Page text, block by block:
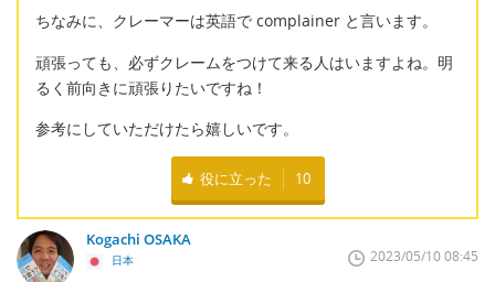
ちなみに、クレーマーは英語で complainer と言います。
頑張っても、必ずクレームをつけて来る人はいますよね。明
るく前向きに頑張りたいですね！
参考にしていただけたら嬉しいです。
役に立った 10
Kogachi OSAKA
日本 2023/05/10 08:45